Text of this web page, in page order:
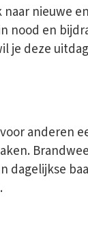
nieuwe
nood en
je deze
anderen